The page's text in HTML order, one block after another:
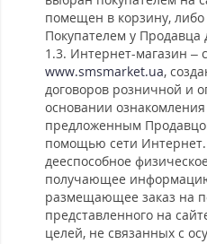
помещен в корзину,
Покупателем у
1.3. Интернет-магазин –
www.smsmarket.ua,
договоров розничной и
основании ознакомления
предложенным
помощью сети Интернет.
дееспособное
получающее
размещающее заказ на
представленного на
целей, не связанных с